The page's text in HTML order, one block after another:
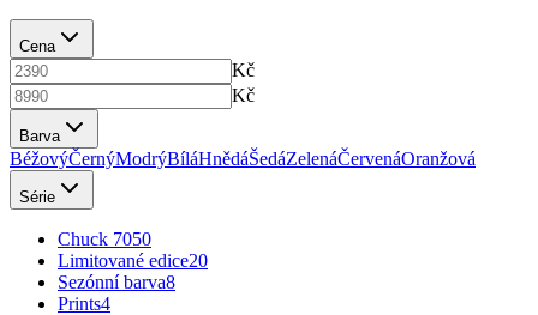
Cena
Kč
Kč
Barva
BéžovýČernýModrýBíláHnědáŠedáZelenáČervenáOranžová
Série
Chuck 7050
Limitované edice20
Sezónní barva8
Prints4